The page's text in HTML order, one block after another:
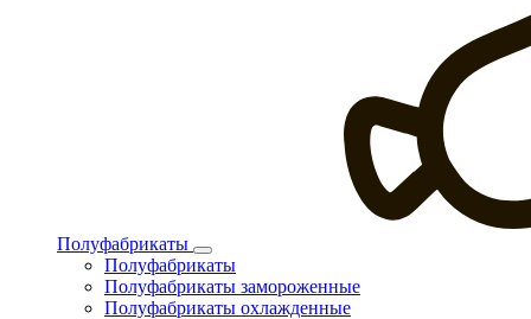
Полуфабрикаты
Полуфабрикаты
Полуфабрикаты замороженные
Полуфабрикаты охлажденные